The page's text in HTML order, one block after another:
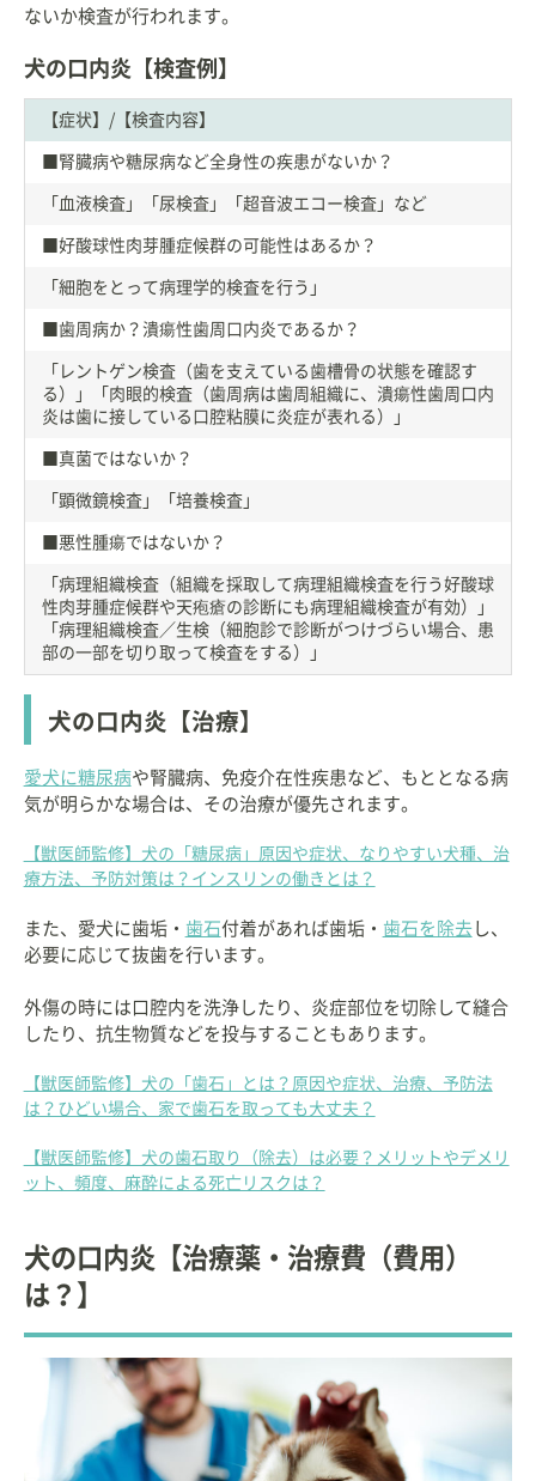
ないか検査が行われます。
犬の口内炎【検査例】
【症状】/【検査内容】
■腎臓病や糖尿病など全身性の疾患がないか？
「血液検査」「尿検査」「超音波エコー検査」など
■好酸球性肉芽腫症候群の可能性はあるか？
「細胞をとって病理学的検査を行う」
■歯周病か？潰瘍性歯周口内炎であるか？
「レントゲン検査（歯を支えている歯槽骨の状態を確認す
る）」「肉眼的検査（歯周病は歯周組織に、潰瘍性歯周口内
炎は歯に接している口腔粘膜に炎症が表れる）」
■真菌ではないか？
「顕微鏡検査」「培養検査」
■悪性腫瘍ではないか？
「病理組織検査（組織を採取して病理組織検査を行う好酸球
性肉芽腫症候群や天疱瘡の診断にも病理組織検査が有効）」
「病理組織検査／生検（細胞診で診断がつけづらい場合、患
部の一部を切り取って検査をする）」
犬の口内炎【治療】
愛犬に糖尿病や腎臓病、免疫介在性疾患など、もととなる病
気が明らかな場合は、その治療が優先されます。
【獣医師監修】犬の「糖尿病」原因や症状、なりやすい犬種、治
療方法、予防対策は？インスリンの働きとは？
また、愛犬に歯垢・ 歯石付着があれば歯垢・ 歯石を除去し、
必要に応じて抜歯を行います。
外傷の時には口腔内を洗浄したり、炎症部位を切除して縫合
したり、抗生物質などを投与することもあります。
【獣医師監修】犬の「歯石」とは？原因や症状、治療、予防法
は？ひどい場合、家で歯石を取っても大丈夫？
【獣医師監修】犬の歯石取り（除去）は必要？メリットやデメリ
ット、頻度、麻酔による死亡リスクは？
犬の口内炎【治療薬・治療費（費用）
は？】